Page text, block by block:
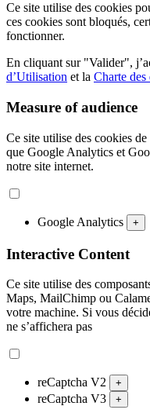
Ce site utilise des cookies
ces cookies sont bloqués,
fonctionner.
En cliquant sur "Valider",
d’Utilisation et la Charte des
Measure of audience
Ce site utilise des cookies de
que Google Analytics et
notre site internet.
Google Analytics +
Interactive Content
Ce site utilise des
Maps, MailChimp ou
votre machine. Si vous
ne s’affichera pas
reCaptcha V2 +
reCaptcha V3 +